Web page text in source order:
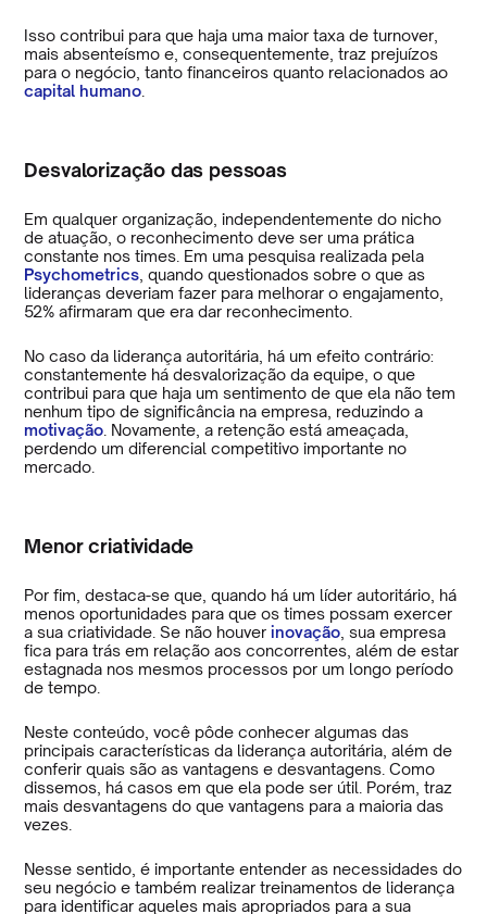
Isso contribui para que haja uma maior taxa de turnover,
mais absenteísmo e, consequentemente, traz prejuízos
para o negócio, tanto financeiros quanto relacionados ao
capital humano
Desvalorização das pessoas
Em qualquer organização, independentemente do nicho
de atuação, o reconhecimento deve ser uma prática
constante nos times. Em uma pesquisa realizada pela
Psychometrics , quando questionados sobre o que as
lideranças deveriam fazer para melhorar o engajamento,
52% afirmaram que era dar reconhecimento.
No caso da liderança autoritária, há um efeito contrário:
constantemente há desvalorização da equipe, o que
contribui para que haja um sentimento de que ela não tem
nenhum tipo de significância na empresa, reduzindo a
motivação . Novamente, a retenção está ameaçada,
perdendo um diferencial competitivo importante no
mercado.
Menor criatividade
Por fim, destaca-se que, quando há um líder autoritário, há
menos oportunidades para que os times possam exercer
a sua criatividade. Se não houverinovação , sua empresa
fica para trás em relação aos concorrentes, além de estar
estagnada nos mesmos processos por um longo período
de tempo.
Neste conteúdo, você pôde conhecer algumas das
principais características da liderança autoritária, além de
conferir quais são as vantagens e desvantagens. Como
dissemos, há casos em que ela pode ser útil. Porém, traz
mais desvantagens do que vantagens para a maioria das
vezes.
Nesse sentido, é importante entender as necessidades do
seu negócio e também realizar treinamentos de liderança
para identificar aqueles mais apropriados para a sua